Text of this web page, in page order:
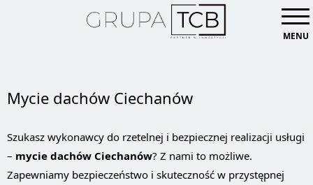
MENU
Mycie dachów Ciechanów
Szukasz wykonawcy do rzetelnej i bezpiecznej realizacji usługi
– mycie dachów Ciechanów? Z nami to możliwe.
Zapewniamy bezpieczeństwo i skuteczność w przystępnej